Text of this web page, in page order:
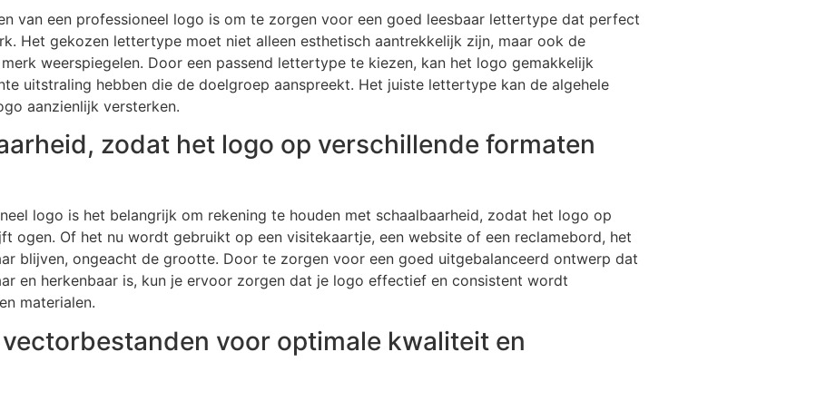
van een professioneel logo is om te zorgen voor een goed leesbaar lettertype dat perfect
Het gekozen lettertype moet niet alleen esthetisch aantrekkelijk zijn, maar ook de
weerspiegelen. Door een passend lettertype te kiezen, kan het logo gemakkelijk
uitstraling hebben die de doelgroep aanspreekt. Het juiste lettertype kan de algehele
aanzienlijk versterken.
zodat het logo op verschillende formaten
logo is het belangrijk om rekening te houden met schaalbaarheid, zodat het logo op
ogen. Of het nu wordt gebruikt op een visitekaartje, een website of een reclamebord, het
blijven, ongeacht de grootte. Door te zorgen voor een goed uitgebalanceerd ontwerp dat
en herkenbaar is, kun je ervoor zorgen dat je logo effectief en consistent wordt
materialen.
voor optimale kwaliteit en